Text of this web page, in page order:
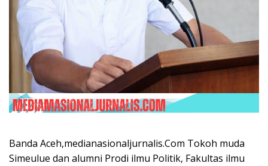
Banda Aceh,medianasionaljurnalis.Com Tokoh muda
Simeulue dan alumni Prodi ilmu Politik, Fakultas ilmu